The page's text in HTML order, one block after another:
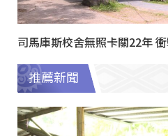
司馬庫斯校舍無照卡關22年
推薦新聞